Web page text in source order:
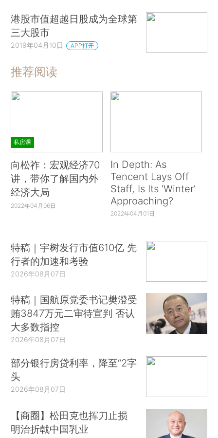
港股市值超越日股成为全球第
三大股市
2019年04月10日 APP打开
推荐阅读
私房课
向松祚：宏观经济70
讲，带你了解国内外
经济大局
2022年04月06日
In Depth: As
Tencent Lays Off
Staff, Is Its ‘Winter’
Approaching?
2022年04月01日
特稿｜宇树发行市值610亿 先
行者的加速和考验
2026年08月07日
特稿｜国航原党委书记樊澄受
贿3847万元二审待宣判 否认
大多数指控
2026年08月07日
部分银行房贷利率，降至“2字
头
2026年08月07日
【商圈】松田克也挥刀止损
明治折戟中国乳业